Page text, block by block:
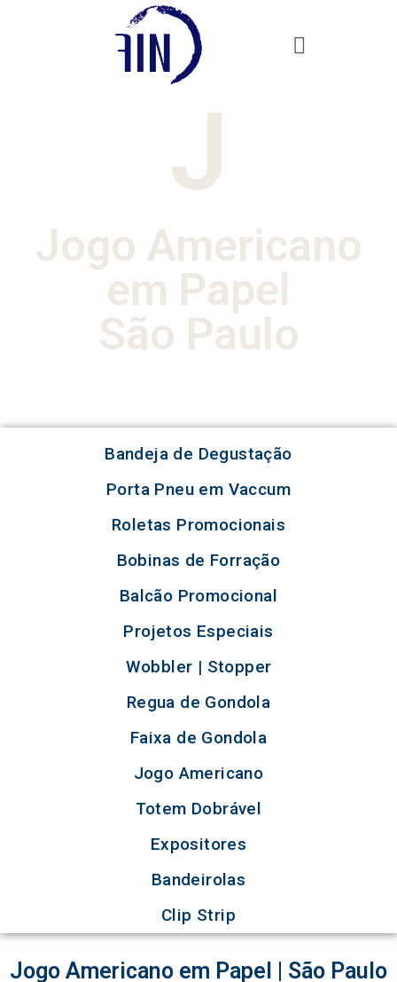
J
Jogo Americano
em Papel
São Paulo
Bandeja de Degustação
Porta Pneu em Vaccum
Roletas Promocionais
Bobinas de Forração
Balcão Promocional
Projetos Especiais
Wobbler | Stopper
Regua de Gondola
Faixa de Gondola
Jogo Americano
Totem Dobrável
Expositores
Bandeirolas
Clip Strip
Jogo Americano em Papel | São Paulo